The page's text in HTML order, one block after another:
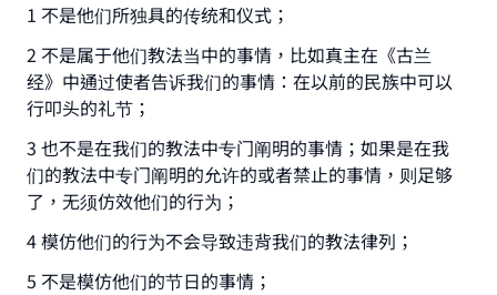
1 不是他们所独具的传统和仪式；
2 不是属于他们教法当中的事情，比如真主在《古兰
经》中通过使者告诉我们的事情：在以前的民族中可以
行叩头的礼节；
3 也不是在我们的教法中专门阐明的事情；如果是在我
们的教法中专门阐明的允许的或者禁止的事情，则足够
了，无须仿效他们的行为；
4 模仿他们的行为不会导致违背我们的教法律列；
5 不是模仿他们的节日的事情；